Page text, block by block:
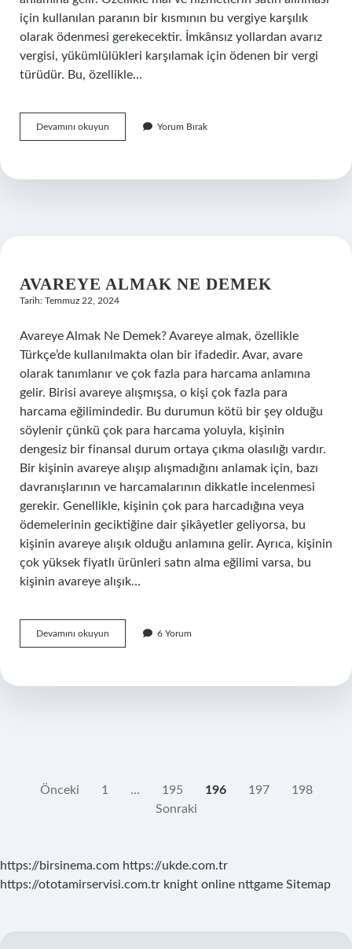
için kullanılan paranın bir kısmının bu vergiye karşılık
olarak ödenmesi gerekecektir. İmkânsız yollardan avarız
vergisi, yükümlülükleri karşılamak için ödenen bir vergi
türüdür. Bu, özellikle…
Devamını okuyun
vergisi
Yorum Bırak
AVAREYE ALMAK NE DEMEK
Tarih: Temmuz 22, 2024
Avareye Almak Ne Demek? Avareye almak, özellikle
Türkçe’de kullanılmakta olan bir ifadedir. Avar, avare
olarak tanımlanır ve çok fazla para harcama anlamına
gelir. Birisi avareye alışmışsa, o kişi çok fazla para
harcama eğilimindedir. Bu durumun kötü bir şey olduğu
söylenir çünkü çok para harcama yoluyla, kişinin
dengesiz bir finansal durum ortaya çıkma olasılığı vardır.
Bir kişinin avareye alışıp alışmadığını anlamak için, bazı
davranışlarının ve harcamalarının dikkatle incelenmesi
gerekir. Genellikle, kişinin çok para harcadığına veya
ödemelerinin geciktiğine dair şikâyetler geliyorsa, bu
kişinin avareye alışık olduğu anlamına gelir. Ayrıca, kişinin
çok yüksek fiyatlı ürünleri satın alma eğilimi varsa, bu
kişinin avareye alışık…
Devamını okuyun
almak
6 Yorum
YAZI
Önceki 1 … 195 196 197
198
Sonraki
https://birsinema.com https://ukde.com.tr
https://ototamirservisi.com.tr knight online nttgame Sitemap